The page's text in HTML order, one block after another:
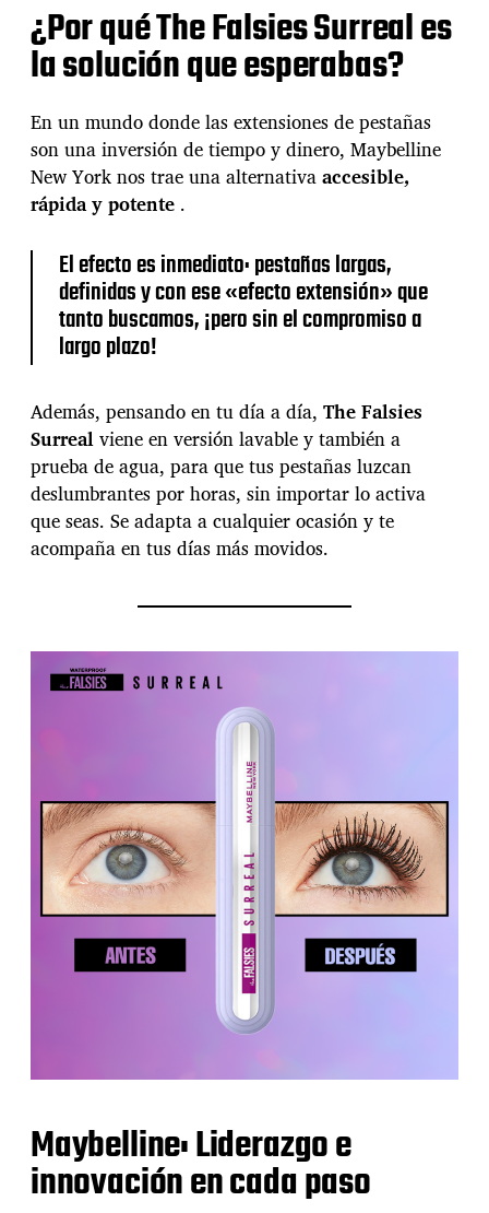
s
c
o
n
p
e
s
t
s
d
e
o
n
i
v
e
l
¿Por qué The Falsies Surreal es
la solución que esperabas?
En un mundo donde las extensiones de pestañas
son una inversión de tiempo y dinero, Maybelline
New York nos trae una alternativaaccesible,
rápida y potente .
El efecto es inmediato: pestañas largas,
definidas y con ese «efecto extensión» que
tanto buscamos, ¡pero sin el compromiso a
largo plazo!
Además, pensando en tu día a día, The Falsies
Surrealviene en versión lavable y también a
prueba de agua, para que tus pestañas luzcan
deslumbrantes por horas, sin importar lo activa
que seas. Se adapta a cualquier ocasión y te
acompaña en tus días más movidos.
Maybelline: Liderazgo e
innovación en cada paso